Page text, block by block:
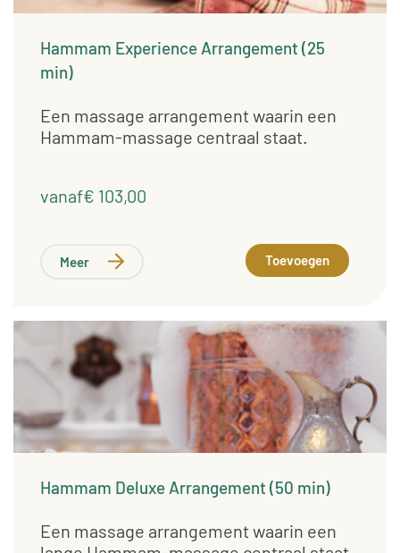
Hammam Experience Arrangement (25
min)
Een massage arrangement waarin een
Hammam-massage centraal staat.
vanaf€ 103,00
Meer Toevoegen
Hammam Deluxe Arrangement (50 min)
Een massage arrangement waarin een